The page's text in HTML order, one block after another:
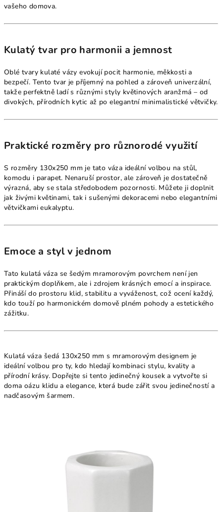
vašeho domova.
Kulatý tvar pro harmonii a jemnost
Oblé tvary kulaté vázy evokují pocit harmonie, měkkosti a
bezpečí. Tento tvar je příjemný na pohled a zároveň univerzální,
takže perfektně ladí s různými styly květinových aranžmá – od
divokých, přírodních kytic až po elegantní minimalistické větvičky.
Praktické rozměry pro různorodé využití
S rozměry 130x250 mm je tato váza ideální volbou na stůl,
komodu i parapet. Nenaruší prostor, ale zároveň je dostatečně
výrazná, aby se stala středobodem pozornosti. Můžete ji doplnit
jak živými květinami, tak i sušenými dekoracemi nebo elegantními
větvičkami eukalyptu.
Emoce a styl v jednom
Tato kulatá váza se šedým mramorovým povrchem není jen
praktickým doplňkem, ale i zdrojem krásných emocí a inspirace.
Přináší do prostoru klid, stabilitu a vyváženost, což ocení každý,
kdo touží po harmonickém domově plném pohody a estetického
zážitku.
Kulatá váza šedá 130x250 mm s mramorovým designem je
ideální volbou pro ty, kdo hledají kombinaci stylu, kvality a
přírodní krásy. Dopřejte si tento jedinečný kousek a vytvořte si
doma oázu klidu a elegance, která bude zářit svou jedinečností a
nadčasovým šarmem.